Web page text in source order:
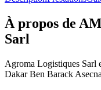
À propos de
Sarl
Agroma Logistiques Sarl
Dakar Ben Barack